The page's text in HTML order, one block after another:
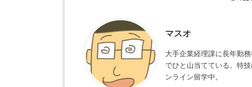
マスオ
大手企業経理課に長年勤
でひと山当てている。特
ンライン留学中。